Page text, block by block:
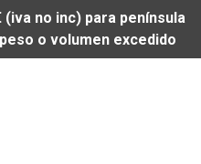
no inc) para península
o volumen excedido